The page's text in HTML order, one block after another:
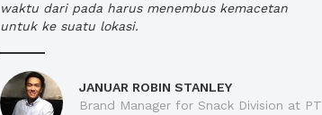
waktu dari pada harus menembus kemacetan
untuk ke suatu lokasi.
JANUAR ROBIN STANLEY
Brand Manager for Snack Division at PT